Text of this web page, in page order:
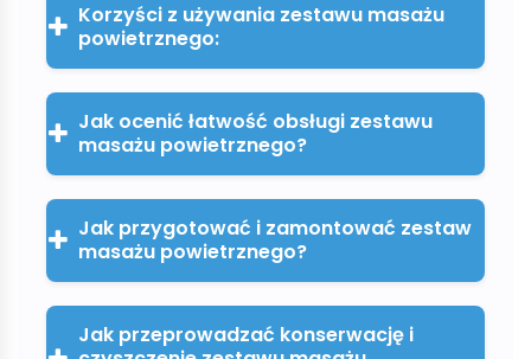
Korzyści z używania zestawu masażu
powietrznego:
Jak ocenić łatwość obsługi zestawu
masażu powietrznego?
Jak przygotować i zamontować zestaw
masażu powietrznego?
Jak przeprowadzać konserwację i